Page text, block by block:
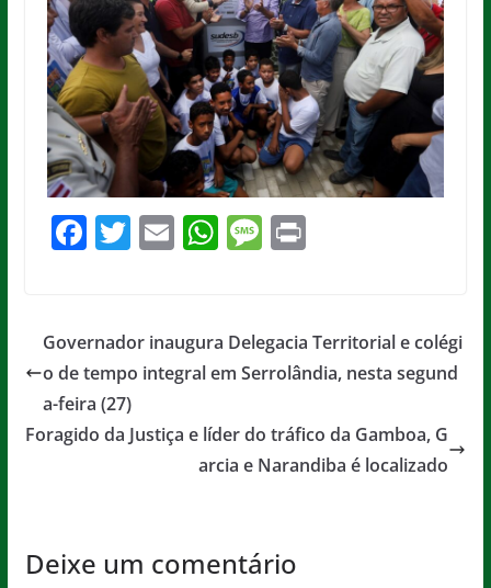
F
e
b
o
o
T
er
E
l
W
s
A
p
M
a
g
Pr
Governador inaugura Delegacia Territorial e colégi
o de tempo integral em Serrolândia, nesta segund
a-feira (27)
Foragido da Justiça e líder do tráfico da Gamboa, G
arcia e Narandiba é localizado
Deixe um comentário